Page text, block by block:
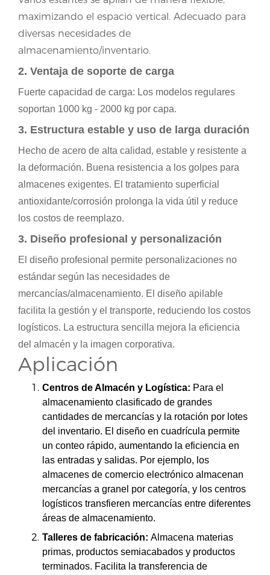
maximizando el espacio vertical. Adecuado para
diversas necesidades de
almacenamiento/inventario.
2. Ventaja de soporte de carga
Fuerte capacidad de carga: Los modelos regulares
soportan 1000 kg - 2000 kg por capa.
3. Estructura estable y uso de larga duración
Hecho de acero de alta calidad, estable y resistente a
la deformación. Buena resistencia a los golpes para
almacenes exigentes. El tratamiento superficial
antioxidante/corrosión prolonga la vida útil y reduce
los costos de reemplazo.
3. Diseño profesional y personalización
El diseño profesional permite personalizaciones no
estándar según las necesidades de
mercancías/almacenamiento. El diseño apilable
facilita la gestión y el transporte, reduciendo los costos
logísticos. La estructura sencilla mejora la eficiencia
del almacén y la imagen corporativa.
Aplicación
Centros de Almacén y Logística: Para el
almacenamiento clasificado de grandes
cantidades de mercancías y la rotación por lotes
del inventario. El diseño en cuadrícula permite
un conteo rápido, aumentando la eficiencia en
las entradas y salidas. Por ejemplo, los
almacenes de comercio electrónico almacenan
mercancías a granel por categoría, y los centros
logísticos transfieren mercancías entre diferentes
áreas de almacenamiento.
Talleres de fabricación: Almacena materias
primas, productos semiacabados y productos
terminados. Facilita la transferencia de